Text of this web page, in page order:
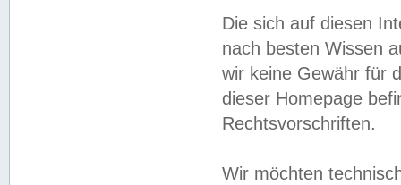
Die sich auf diesen
nach besten Wissen
wir keine Gewähr für
dieser Homepage
Rechtsvorschriften.
Wir möchten